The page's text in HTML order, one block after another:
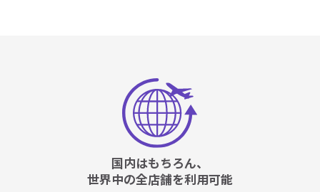
国内はもちろん、
世界中の全店舗を利用可能